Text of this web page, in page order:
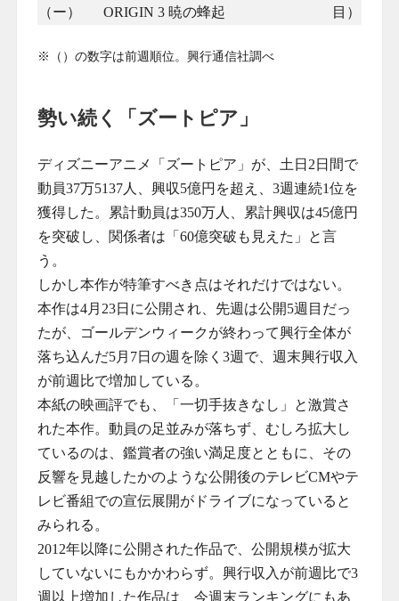
（ー）
ORIGIN 3 暁の蜂起
目）
※（）の数字は前週順位。興行通信社調べ
勢い続く「ズートピア」
ディズニーアニメ「ズートピア」が、土日2日間で
動員37万5137人、興収5億円を超え、3週連続1位を
獲得した。累計動員は350万人、累計興収は45億円
を突破し、関係者は「60億突破も見えた」と言
う。
しかし本作が特筆すべき点はそれだけではない。
本作は4月23日に公開され、先週は公開5週目だっ
たが、ゴールデンウィークが終わって興行全体が
落ち込んだ5月7日の週を除く3週で、週末興行収入
が前週比で増加している。
本紙の映画評でも、「一切手抜きなし」と激賞さ
れた本作。動員の足並みが落ちず、むしろ拡大し
ているのは、鑑賞者の強い満足度とともに、その
反響を見越したかのような公開後のテレビCMやテ
レビ番組での宣伝展開がドライブになっていると
みられる。
2012年以降に公開された作品で、公開規模が拡大
していないにもかかわらず。興行収入が前週比で3
週以上増加した作品は、今週末ランキングにもあ